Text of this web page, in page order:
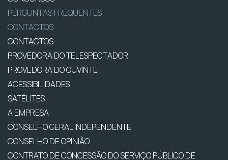
PERGUNTAS FREQUENTES
CONTACTOS
CONTACTOS
PROVEDORA DO TELESPECTADOR
PROVEDORA DO OUVINTE
ACESSIBILIDADES
SATÉLITES
A EMPRESA
CONSELHO GERAL INDEPENDENTE
CONSELHO DE OPINIÃO
CONTRATO DE CONCESSÃO DO SERVIÇO PÚBLICO DE